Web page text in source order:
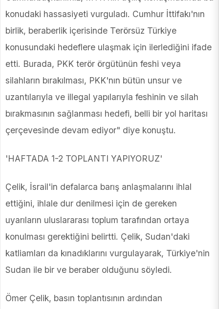
konudaki hassasiyeti vurguladı. Cumhur İttifakı'nın
birlik, beraberlik içerisinde Terörsüz Türkiye
konusundaki hedeflere ulaşmak için ilerlediğini ifade
etti. Burada, PKK terör örgütünün feshi veya
silahların bırakılması, PKK'nın bütün unsur ve
uzantılarıyla ve illegal yapılarıyla feshinin ve silah
bırakmasının sağlanması hedefi, belli bir yol haritası
çerçevesinde devam ediyor" diye konuştu.
'HAFTADA 1-2 TOPLANTI YAPIYORUZ'
Çelik, İsrail'in defalarca barış anlaşmalarını ihlal
ettiğini, ihlale dur denilmesi için de gereken
uyarıların uluslararası toplum tarafından ortaya
konulması gerektiğini belirtti. Çelik, Sudan'daki
katliamları da kınadıklarını vurgulayarak, Türkiye'nin
Sudan ile bir ve beraber olduğunu söyledi.
Ömer Çelik, basın toplantısının ardından